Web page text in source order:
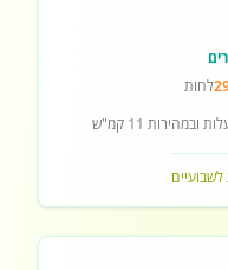
לחות
ובמהירות 11 קמ"ש